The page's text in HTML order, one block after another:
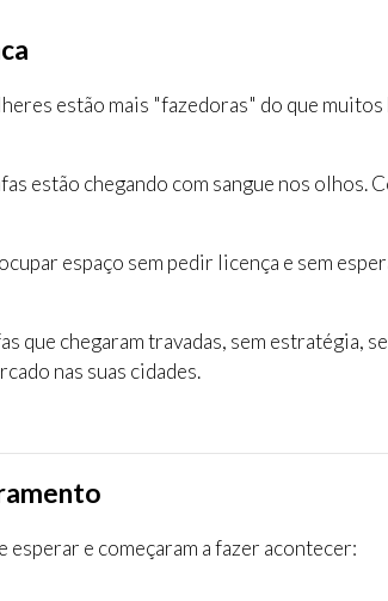
estão mais "fazedoras" do que muitos
estão chegando com sangue nos olhos.
espaço sem pedir licença e sem
chegaram travadas, sem estratégia,
nas suas cidades.
e começaram a fazer acontecer: